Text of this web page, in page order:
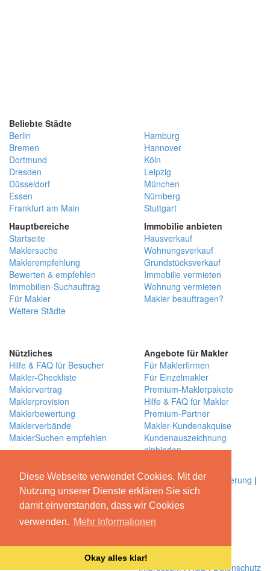
Diese Webseite verwendet Cookies. Mit der
Nutzung unserer Dienste erklären Sie sich
damit einverstanden, dass wir Cookies
verwenden. Mehr Informationen
Okay alles klar!
Beliebte Städte
Berlin
Bremen
Dortmund
Dresden
Düsseldorf
Essen
Frankfurt am Main
Hamburg
Hannover
Köln
Leipzig
München
Nürnberg
Stuttgart
Hauptbereiche
Startseite
Maklersuche
Maklerempfehlung
Bewerten & empfehlen
Immobilien-Suchauftrag
Für Makler
Weitere Städte
Immobilie anbieten
Hausverkauf
Wohnungsverkauf
Grundstücksverkauf
Immobilie vermieten
Wohnung vermieten
Makler beauftragen?
Nützliches
Hilfe & FAQ für Besucher
Makler-Checkliste
Maklervertrag
Maklerprovision
Maklerbewertung
Maklerverbände
MaklerSuchen empfehlen
Angebote für Makler
Für Maklerfirmen
Für Einzelmakler
Premium-Maklerpakete
Hilfe & FAQ für Makler
Premium-Partner
Makler-Kundenakquise
Kundenauszeichnung
einbinden
Über uns|Blog|Kontakt| Partner|Presse|Qualitätssicherung |
Bewertungsrichtlinien
Begleiten Sie uns
Empfehlungsportal 2026
Impressum|AGB|Datenschutz